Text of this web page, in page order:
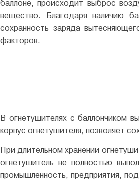
баллоне, происходит выброс
вещество. Благодаря наличию
сохранность заряда
факторов.
В огнетушителях с баллончиком
корпус огнетушителя, позволяет
При длительном хранении
огнетушитель не полностью
промышленность, предприятия,